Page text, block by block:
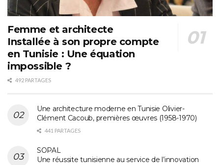
Femme et architecte
Installée à son propre compte
en Tunisie : Une équation
impossible ?
492 PARTAGES
Une architecture moderne en Tunisie Olivier-
Clément Cacoub, premières œuvres (1958-1970)
441 PARTAGES
SOPAL
Une réussite tunisienne au service de l’innovation